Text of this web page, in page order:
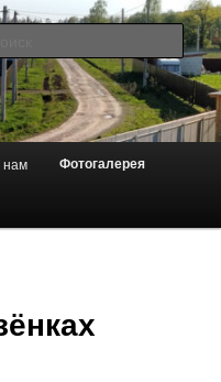
нам Фотогалерея